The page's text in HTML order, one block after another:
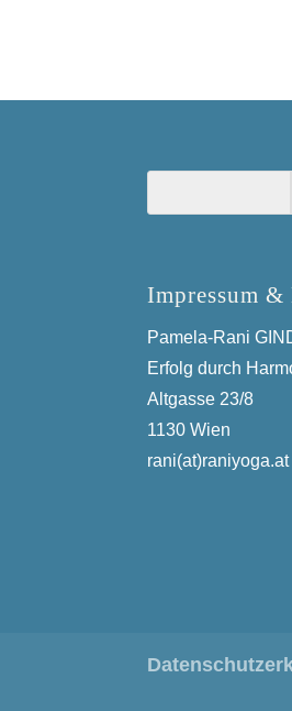
Impressum
Pamela-Rani
Erfolg durch
Altgasse 23/8
1130 Wien
rani(at)raniyoga.at